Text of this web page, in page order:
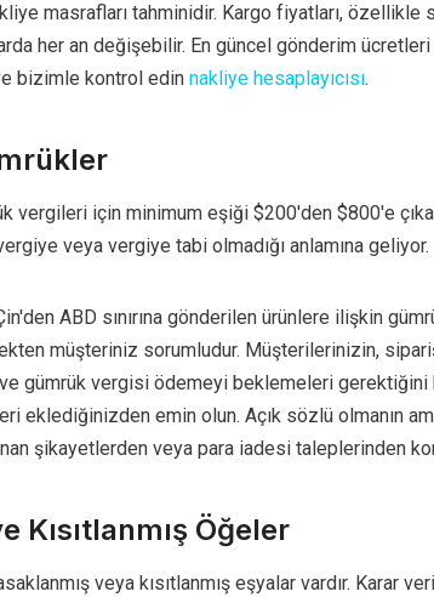
masrafları tahminidir. Kargo fiyatları, özellikle
her an değişebilir. En güncel gönderim ücretleri
bizimle kontrol edin nakliye hesaplayıcısı.
vergileri için minimum eşiği $200'den $800'e
veya vergiye tabi olmadığı anlamına geliyor.
ABD sınırına gönderilen ürünlere ilişkin
müşteriniz sorumludur. Müşterilerinizin,
gümrük vergisi ödemeyi beklemeleri
eklediğinizden emin olun. Açık sözlü olmanın
şikayetlerden veya para iadesi taleplerinden
Kısıtlanmış Öğeler
veya kısıtlanmış eşyalar vardır. Karar